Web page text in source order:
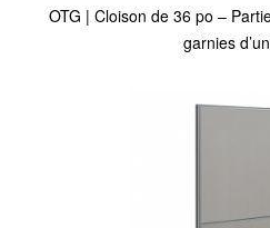
OTG | Cloison de 36 po –
garnies